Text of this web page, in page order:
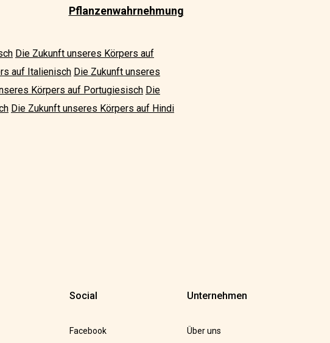
Pflanzenwahrnehmung
Die Zukunft unseres Körpers auf
auf Italienisch Die Zukunft unseres
Körpers auf Portugiesisch Die
Die Zukunft unseres Körpers auf Hindi
Social
Facebook
Unternehmen
Über uns